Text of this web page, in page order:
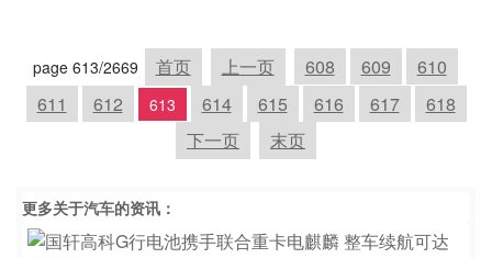
page 613/2669 首页 上一页 608 609
610
611
612 613 614 615 616 617
618
下一页
末页
更多关于汽车的资讯：